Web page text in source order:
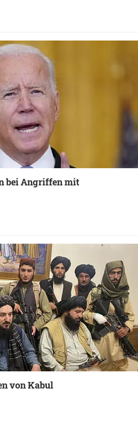
bei Angriffen mit
von Kabul